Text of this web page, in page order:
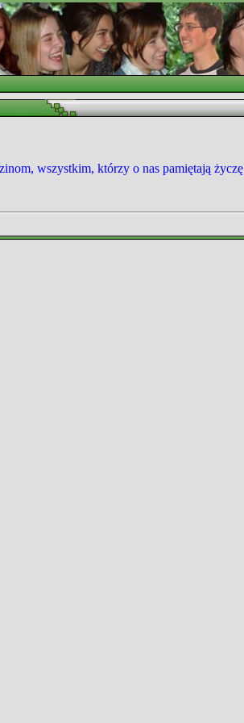
wszystkim, którzy o nas pamiętają życzę